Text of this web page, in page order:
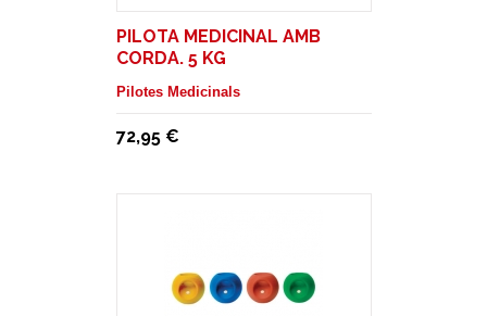
PILOTA MEDICINAL AMB
CORDA. 5 KG
Pilotes Medicinals
72,95 €